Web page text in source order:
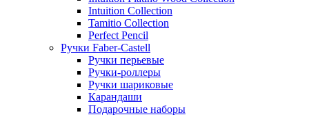
Intuition Collection
Tamitio Collection
Perfect Pencil
Ручки Faber-Castell
Ручки перьевые
Ручки-роллеры
Ручки шариковые
Карандаши
Подарочные наборы